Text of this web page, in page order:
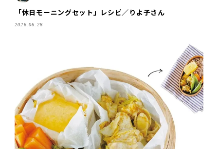
「休日モーニングセット」レシピ／りよ子さん
2026.06.28